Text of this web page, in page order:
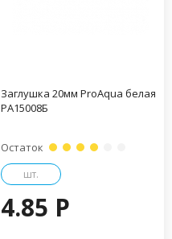
Заглушка 20мм ProAqua белая
PA15008Б
Остаток
шт.
4.85 P